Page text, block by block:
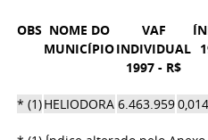
OBS NOME DO
MUNICÍPIO
VAF
INDIVIDUAL
1997 - R$
* (1)HELIODORA 6.463.959